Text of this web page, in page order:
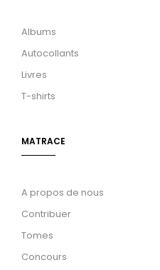
Albums
Autocollants
Livres
T-shirts
MATRACE
A propos de nous
Contribuer
Tomes
Concours